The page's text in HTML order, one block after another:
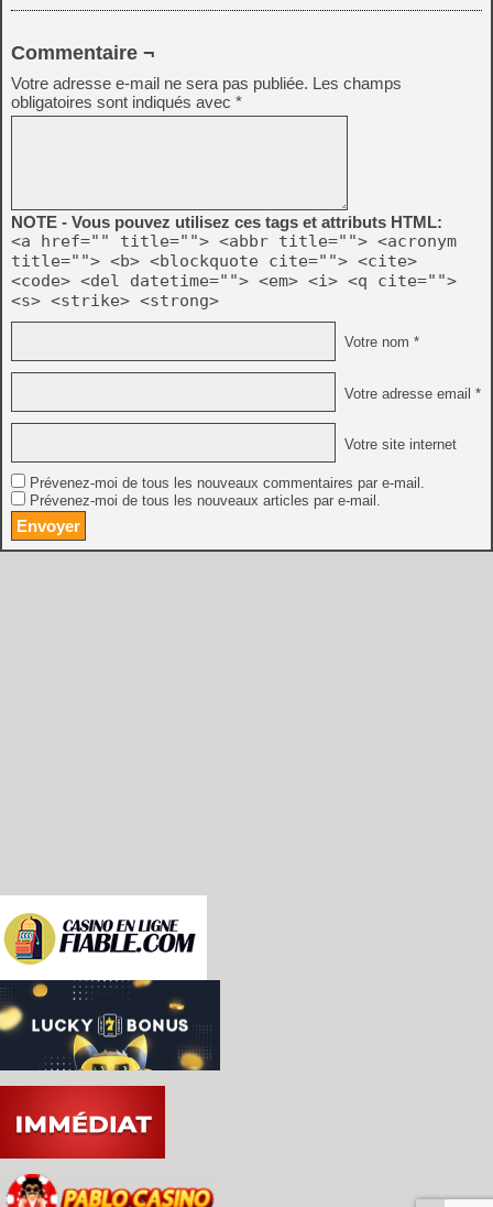
Commentaire ¬
Votre adresse e-mail ne sera pas publiée. Les champs
obligatoires sont indiqués avec *
NOTE - Vous pouvez utilisez ces tags et attributs HTML:
<a href="" title=""> <abbr title=""> <acronym
title=""> <b> <blockquote cite=""> <cite>
<code> <del datetime=""> <em> <i> <q cite="">
<s> <strike> <strong>
Votre nom *
Votre adresse email *
Votre site internet
Prévenez-moi de tous les nouveaux commentaires par e-mail.
Prévenez-moi de tous les nouveaux articles par e-mail.